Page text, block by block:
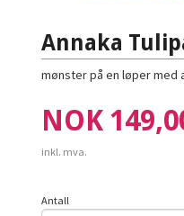
Annaka
mønster på en løper med
Pris
NOK
inkl. mva.
Antall